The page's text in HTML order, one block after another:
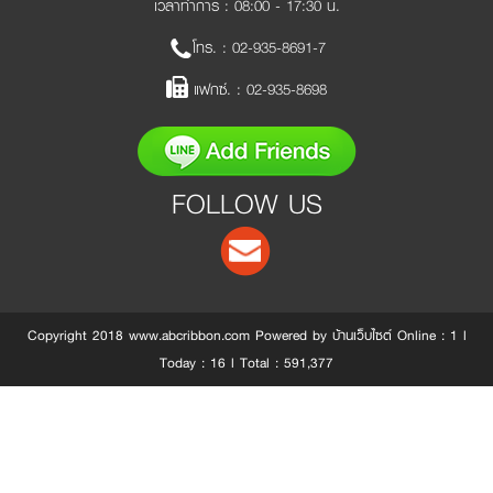
เวลาทำการ : 08:00 - 17:30 น.
โทร. : 02-935-8691-7
แฟกซ์. : 02-935-8698
FOLLOW US
Copyright 2018 www.abcribbon.com Powered by บ้านเว็บไซต์ Online : 1 l
Today : 16 l Total : 591,377